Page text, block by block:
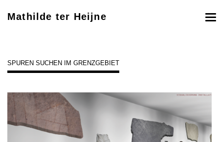
Mathilde ter Heijne
SPUREN SUCHEN IM GRENZGEBIET